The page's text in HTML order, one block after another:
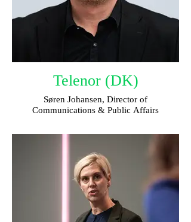
Telenor (DK)
Søren Johansen, Director of
Communications & Public Affairs